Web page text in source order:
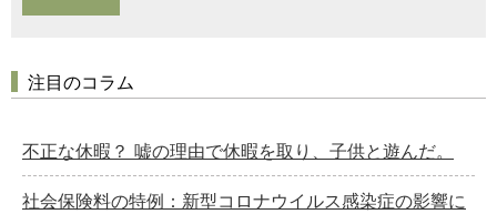
注目のコラム
不正な休暇？ 嘘の理由で休暇を取り、子供と遊んだ。
社会保険料の特例：新型コロナウイルス感染症の影響に